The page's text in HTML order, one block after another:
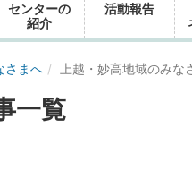
センターの
紹介
活動報告
さまへ 上越・妙高地域のみな
一覧